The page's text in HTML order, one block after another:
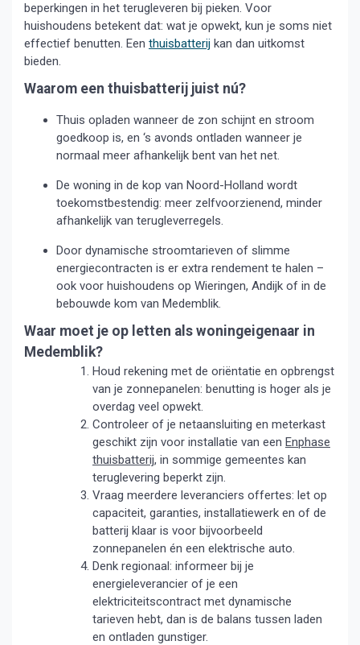
beperkingen in het terugleveren bij pieken. Voor
huishoudens betekent dat: wat je opwekt, kun je soms niet
effectief benutten. Een thuisbatterij kan dan uitkomst
bieden.
Waarom een thuisbatterij juist nú?
Thuis opladen wanneer de zon schijnt en stroom
goedkoop is, en ‘s avonds ontladen wanneer je
normaal meer afhankelijk bent van het net.
De woning in de kop van Noord-Holland wordt
toekomstbestendig: meer zelfvoorzienend, minder
afhankelijk van terugleverregels.
Door dynamische stroomtarieven of slimme
energiecontracten is er extra rendement te halen –
ook voor huishoudens op Wieringen, Andijk of in de
bebouwde kom van Medemblik.
Waar moet je op letten als woningeigenaar in
Medemblik?
Houd rekening met de oriëntatie en opbrengst
van je zonnepanelen: benutting is hoger als je
overdag veel opwekt.
Controleer of je net­aansluiting en meterkast
geschikt zijn voor installatie van een Enphase
thuisbatterij, in sommige gemeentes kan
teruglevering beperkt zijn.
Vraag meerdere leveranciers offertes: let op
capaciteit, garanties, installatiewerk en of de
batterij klaar is voor bijvoorbeeld
zonnepanelen én een elektrische auto.
Denk regionaal: informeer bij je
energieleverancier of je een
elektriciteitscontract met dynamische
tarieven hebt, dan is de balans tussen laden
en ontladen gunstiger.